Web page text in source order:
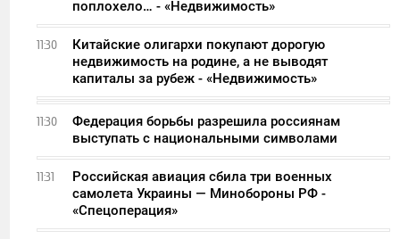
поплохело… - «Недвижимость»
11:30
Китайские олигархи покупают дорогую
недвижимость на родине, а не выводят
капиталы за рубеж - «Недвижимость»
11:30
Федерация борьбы разрешила россиянам
выступать с национальными символами
11:31
Российская авиация сбила три военных
самолета Украины — Минобороны РФ -
«Спецоперация»